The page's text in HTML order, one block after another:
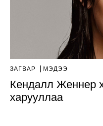
ЗАГВАР МЭДЭЭ
Кендалл Женнер
харууллаа